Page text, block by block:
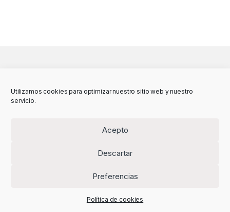
Utilizamos cookies para optimizar nuestro sitio web y nuestro
servicio.
Acepto
Descartar
Preferencias
Política de cookies